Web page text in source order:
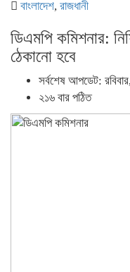
বাংলাদেশ, রাজধানী
ডিএমপি কমিশনার:
ঠেকানো হবে
সর্বশেষ আপডেট:
২১৬ বার পঠিত